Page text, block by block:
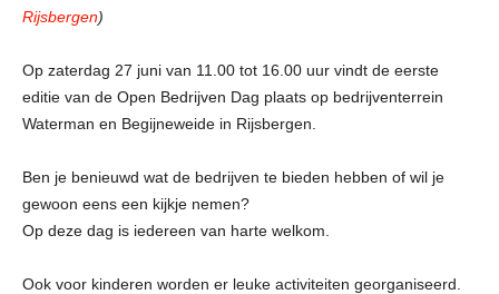
Rijsbergen)
Op zaterdag 27 juni van 11.00 tot 16.00 uur vindt de eerste
editie van de Open Bedrijven Dag plaats op bedrijventerrein
Waterman en Begijneweide in Rijsbergen.
Ben je benieuwd wat de bedrijven te bieden hebben of wil je
gewoon eens een kijkje nemen?
Op deze dag is iedereen van harte welkom.
Ook voor kinderen worden er leuke activiteiten georganiseerd.